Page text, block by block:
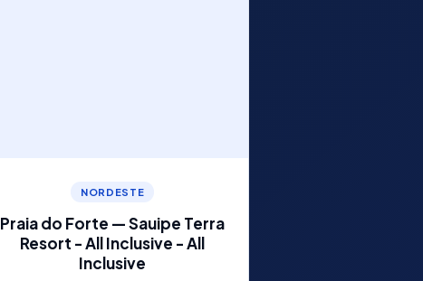
NORDESTE
Praia do Forte — Sauipe Terra
Resort - All Inclusive - All
Inclusive